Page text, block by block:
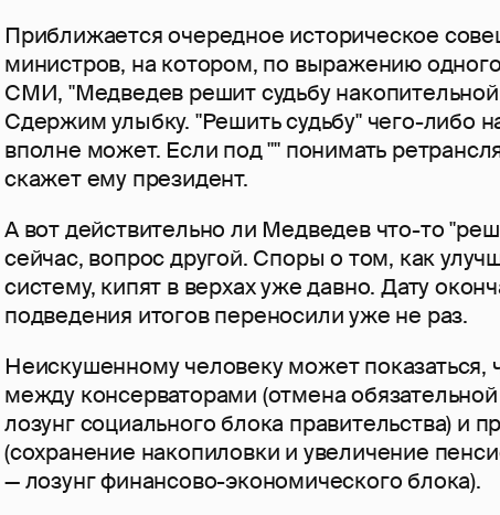
Приближается очередное историческое
министров, на котором, по выражению
СМИ, "Медведев решит судьбу
Сдержим улыбку. "Решить судьбу" чего-либо
вполне может. Если под "" понимать
скажет ему президент.
А вот действительно ли Медведев что-то
сейчас, вопрос другой. Споры о том, как
систему, кипят в верхах уже давно. Дату
подведения итогов переносили уже не раз.
Неискушенному человеку может показаться,
между консерваторами (отмена
лозунг социального блока правительства) и
(сохранение накопиловки и увеличение
— лозунг финансово-экономического блока).